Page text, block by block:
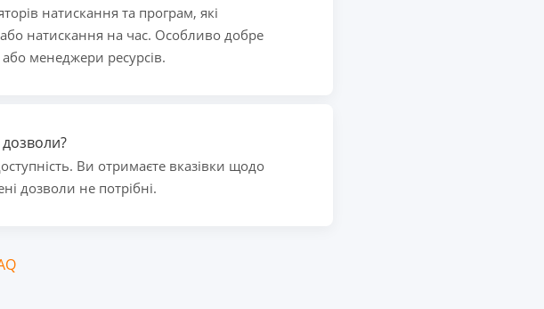
натискання та програм, які
натискання на час. Особливо добре
менеджери ресурсів.
Ви отримаєте вказівки щодо
дозволи не потрібні.